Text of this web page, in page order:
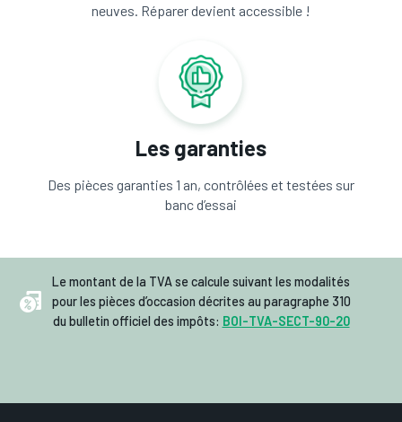
neuves. Réparer devient accessible !
Les garanties
Des pièces garanties 1 an, contrôlées et testées sur
banc d’essai
Le montant de la TVA se calcule suivant les modalités
pour les pièces d’occasion décrites au paragraphe 310
du bulletin officiel des impôts: BOI-TVA-SECT-90-20